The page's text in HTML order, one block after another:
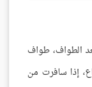
الطواف، طواف
إذا سافرت من